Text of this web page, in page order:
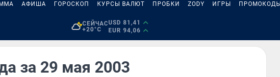
АФИША ГОРОСКОП КУРСЫ ВАЛЮТ ПРОБКИ ZODY ИГРЫ ПРОМОКОДЫ
СЕЙЧАС
+20°C
USD 81,41
EUR 94,06
за 29 мая 2003